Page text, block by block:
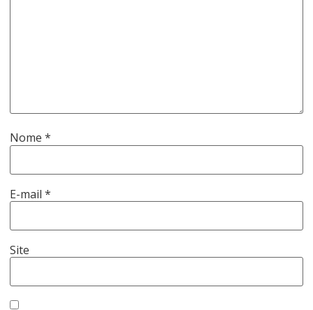
Nome*
E-mail*
Site